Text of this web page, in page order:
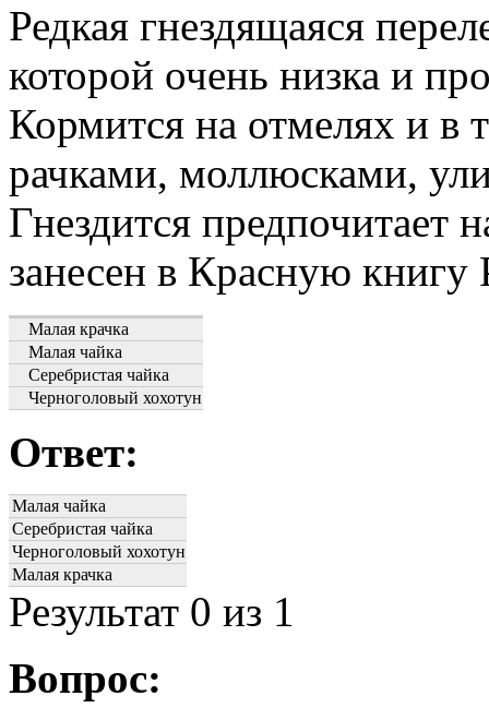
Редкая гнездящаяся
которой очень низка и
Кормится на отмелях и в
рачками, моллюсками,
Гнездится предпочитает
занесен в Красную книгу
Малая крачка
Малая чайка
Серебристая чайка
Черноголовый хохотун
Ответ:
Малая чайка
Серебристая чайка
Черноголовый хохотун
Малая крачка
Результат 0 из 1
Вопрос: